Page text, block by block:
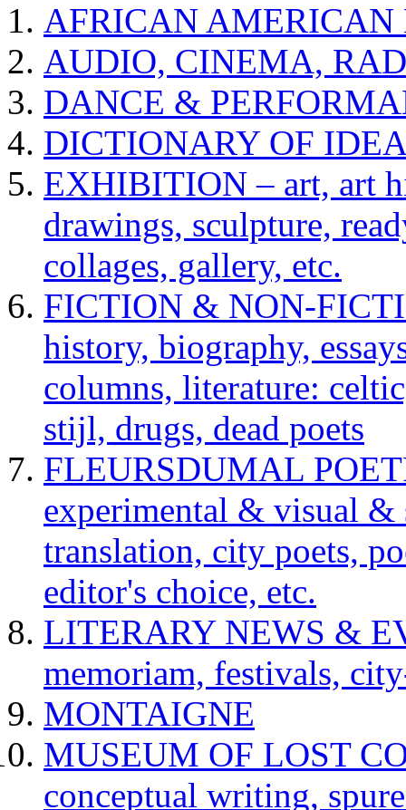
AFRICAN AMERICAN
AUDIO, CINEMA,
DANCE &
DICTIONARY OF
EXHIBITION – art, art
drawings, sculpture,
collages, gallery, etc.
FICTION & NON-
history, biography,
columns, literature:
stijl, drugs, dead poets
FLEURSDUMAL
experimental & visual &
translation, city poets,
editor's choice, etc.
LITERARY NEWS &
memoriam, festivals,
MONTAIGNE
MUSEUM OF LOST
conceptual writing,